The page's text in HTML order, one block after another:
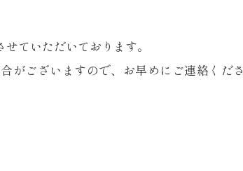
ていただいております。
がございますので、お早めにご連絡くださ